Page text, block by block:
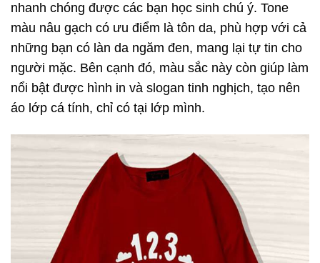
nhanh chóng được các bạn học sinh chú ý. Tone
màu nâu gạch có ưu điểm là tôn da, phù hợp với cả
những bạn có làn da ngăm đen, mang lại tự tin cho
người mặc. Bên cạnh đó, màu sắc này còn giúp làm
nổi bật được hình in và slogan tinh nghịch, tạo nên
áo lớp cá tính, chỉ có tại lớp mình.